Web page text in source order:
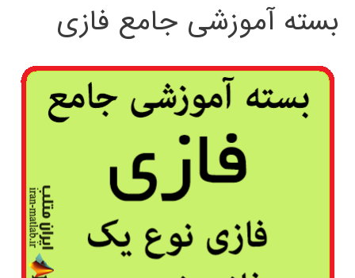
بسته آموزشی جامع فازی